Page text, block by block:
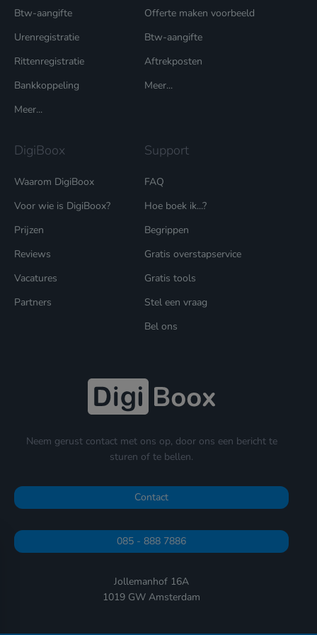
Neem gerust contact met ons op, door ons een bericht te
sturen of te bellen.
Contact
085 - 888 7886
Jollemanhof 16A
1019 GW Amsterdam
Btw-aangifte
Urenregistratie
Rittenregistratie
Bankkoppeling
Meer...
Offerte maken voorbeeld
Btw-aangifte
Aftrekposten
Meer...
DigiBoox
Waarom DigiBoox
Voor wie is DigiBoox?
Prijzen
Reviews
Vacatures
Partners
Support
FAQ
Hoe boek ik...?
Begrippen
Gratis overstapservice
Gratis tools
Stel een vraag
Bel ons
Geen zorgen, wij houden ook niet van spam.